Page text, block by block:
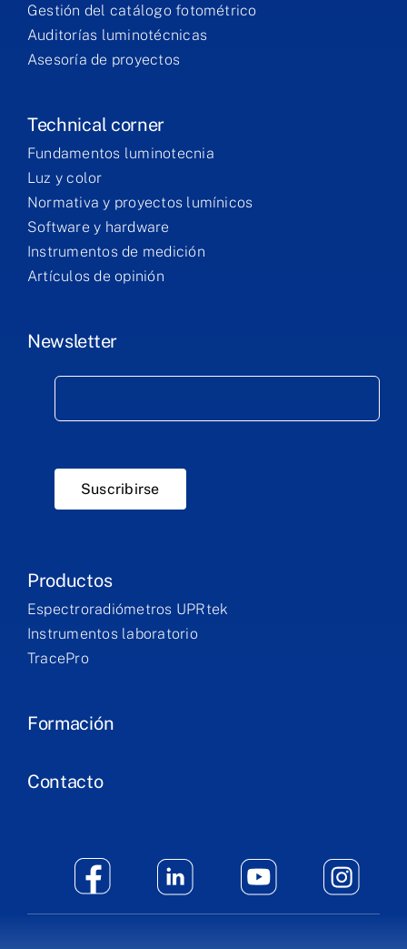
Gestión del catálogo fotométrico
Auditorías luminotécnicas
Asesoría de proyectos
Technical corner
Fundamentos luminotecnia
Luz y color
Normativa y proyectos lumínicos
Software y hardware
Instrumentos de medición
Artículos de opinión
Newsletter
Suscribirse
Productos
Espectroradiómetros UPRtek
Instrumentos laboratorio
TracePro
Formación
Contacto